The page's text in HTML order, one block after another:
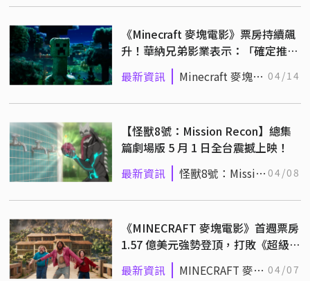
《Minecraft 麥塊電影》票房持續飆
升！華納兄弟影業表示：「確定推出
續集！」
最新資訊
Minecraft 麥塊電 04/14
【怪獸8號：Mission Recon】總集
篇劇場版 5 月 1 日全台震撼上映！
最新資訊
怪獸8號：Mission04/08
《MINECRAFT 麥塊電影》首週票房
1.57 億美元強勢登頂，打敗《超級瑪
利歐兄弟》紀錄！
最新資訊
MINECRAFT 麥塊 04/07